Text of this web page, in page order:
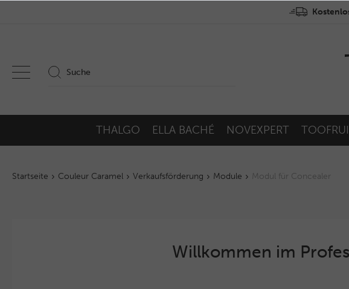
THALGO ELLA BACHÉ NOVEXPERT
Startseite Couleur Caramel Verkaufsförderung Module Modul für Concealer
Willkommen im